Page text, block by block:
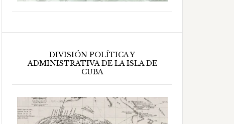
DIVISIÓN POLÍTICA Y
ADMINISTRATIVA DE LA ISLA DE
CUBA